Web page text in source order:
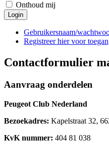
Onthoud mij
Login
Gebruikersnaam/
Registreer hier voor
Contactformulier
Aanvraag onderdelen
Peugeot Club Nederland
Bezoekadres: Kapelstraat 32,
KvK nummer: 404 81 038